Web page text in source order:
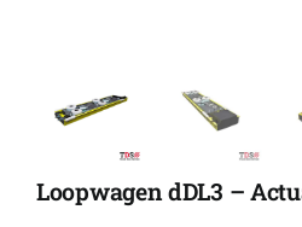
Loopwagen dDL3 –